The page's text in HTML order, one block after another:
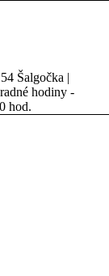
Šalgočka |
hodiny -
hod.